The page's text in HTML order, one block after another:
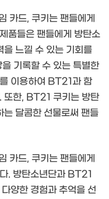
카드, 쿠키는 팬들에게
품들은 팬들에게 방탄소
느낄 수 있는 기회를
기록할 수 있는 특별한
이용하여 BT21과 함
또한, BT21 쿠키는 방탄
달콤한 선물로써 팬들
카드, 쿠키는 팬들에게
. 방탄소년단과 BT21
양한 경험과 추억을 선